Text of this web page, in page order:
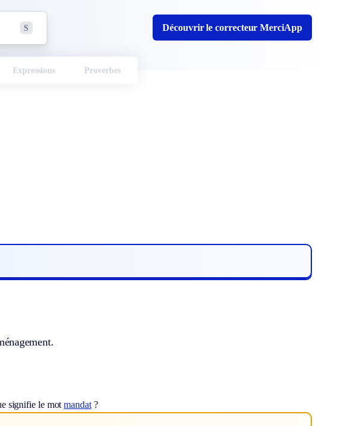
S Découvrir le correcteur MerciApp
Expressions Proverbes
signifie le motmandat?